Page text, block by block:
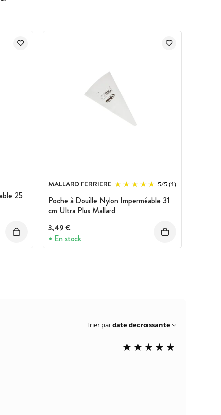
25
MALLARD FERRIERE 5/5(1)
Poche à Douille Nylon Imperméable 31
cm Ultra Plus Mallard
3,49 €
En stock
Trier pardate décroissante